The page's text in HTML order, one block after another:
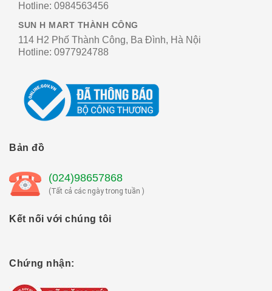
Hotline: 0984563456
SUN H MART THÀNH CÔNG
114 H2 Phố Thành Công, Ba Đình, Hà Nội
Hotline: 0977924788
Bản đồ
(024)98657868
(Tất cả các ngày trong tuần )
Kết nối với chúng tôi
Chứng nhận: